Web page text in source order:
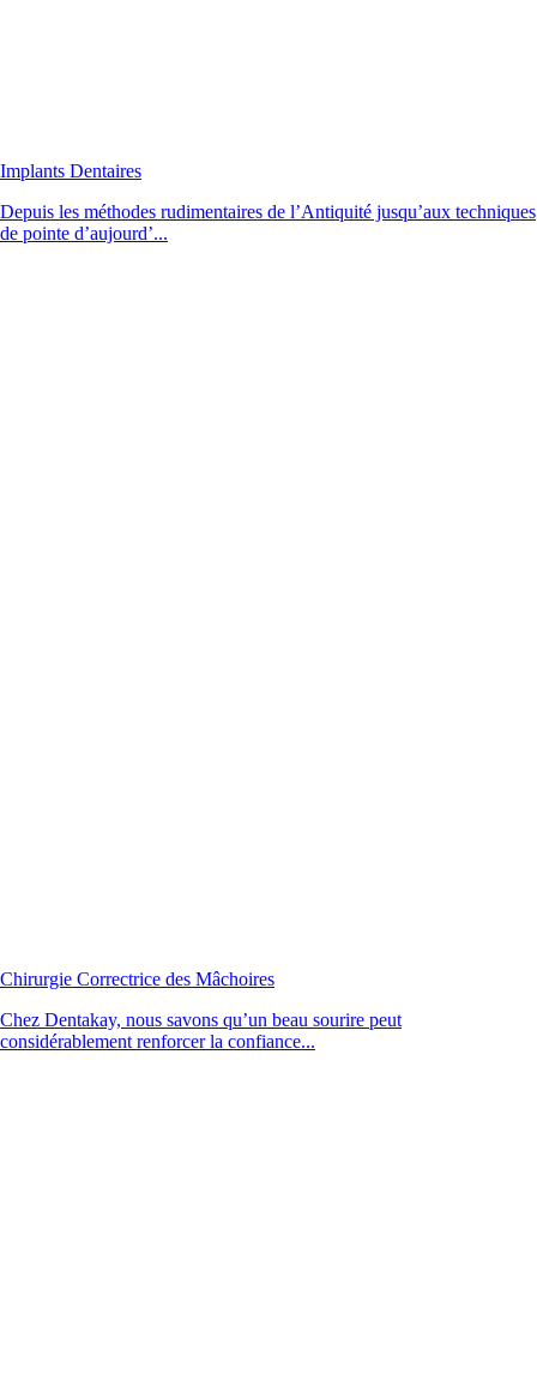
Implants Dentaires
Depuis les méthodes rudimentaires de l’Antiquité jusqu’aux techniques
de pointe d’aujourd’...
Chirurgie Correctrice des Mâchoires
Chez Dentakay, nous savons qu’un beau sourire peut
considérablement renforcer la confiance...